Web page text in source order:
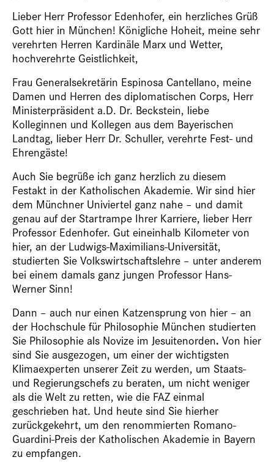
Lieber Herr Professor Edenhofer, ein herzliches Grüß
Gott hier in München! Königliche Hoheit, meine sehr
verehrten Herren Kardinäle Marx und Wetter,
hochverehrte Geistlichkeit,
Frau Generalsekretärin Espinosa Cantellano, meine
Damen und Herren des diplomatischen Corps, Herr
Ministerpräsident a.D. Dr. Beckstein, liebe
Kolleginnen und Kollegen aus dem Bayerischen
Landtag, lieber Herr Dr. Schuller, verehrte Fest- und
Ehrengäste!
Auch Sie begrüße ich ganz herzlich zu diesem
Festakt in der Katholischen Akademie. Wir sind hier
dem Münchner Univiertel ganz nahe – und damit
genau auf der Startrampe Ihrer Karriere, lieber Herr
Professor Edenhofer. Gut eineinhalb Kilometer von
hier, an der Ludwigs-Maximilians-Universität,
studierten Sie Volkswirtschaftslehre – unter anderem
bei einem damals ganz jungen Professor Hans-
Werner Sinn!
Dann – auch nur einen Katzensprung von hier – an
der Hochschule für Philosophie München studierten
Sie Philosophie als Novize im Jesuitenorden. Von hier
sind Sie ausgezogen, um einer der wichtigsten
Klimaexperten unserer Zeit zu werden, um Staats-
und Regierungschefs zu beraten, um nicht weniger
als die Welt zu retten, wie die FAZ einmal
geschrieben hat. Und heute sind Sie hierher
zurückgekehrt, um den renommierten Romano-
Guardini-Preis der Katholischen Akademie in Bayern
zu empfangen.